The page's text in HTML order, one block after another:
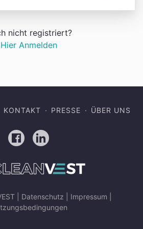
nicht registriert?
Hier Anmelden
KONTAKT PRESSE ÜBER UNS
FacebookLinkedIn
| Datenschutz Impressum